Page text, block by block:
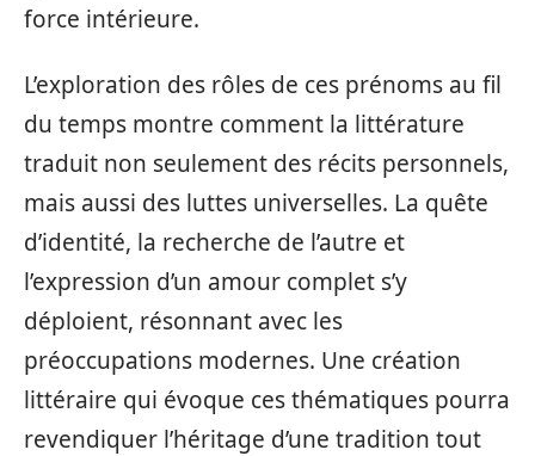
force intérieure.
L’exploration des rôles de ces prénoms au fil
du temps montre comment la littérature
traduit non seulement des récits personnels,
mais aussi des luttes universelles. La quête
d’identité, la recherche de l’autre et
l’expression d’un amour complet s’y
déploient, résonnant avec les
préoccupations modernes. Une création
littéraire qui évoque ces thématiques pourra
revendiquer l’héritage d’une tradition tout